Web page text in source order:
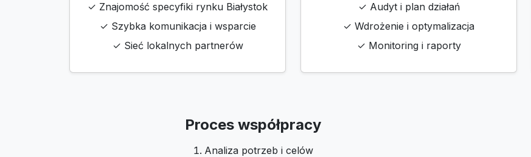
✓ Znajomość specyfiki rynku Białystok
✓ Szybka komunikacja i wsparcie
✓ Sieć lokalnych partnerów
✓ Audyt i plan działań
✓ Wdrożenie i optymalizacja
✓ Monitoring i raporty
Proces współpracy
Analiza potrzeb i celów